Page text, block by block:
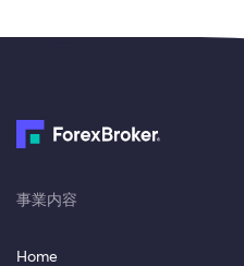
事業内容
Home